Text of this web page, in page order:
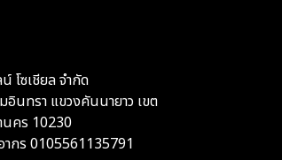
โซเชียล จำกัด
นทรา แขวงคันนายาว เขต
นคร 10230
ากร 0105561135791